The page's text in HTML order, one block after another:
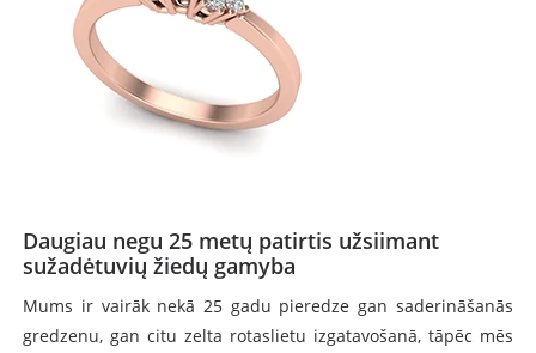
Daugiau negu 25 metų patirtis užsiimant
sužadėtuvių žiedų gamyba
Mums ir vairāk nekā 25 gadu pieredze gan saderināšanās
gredzenu, gan citu zelta rotaslietu izgatavošanā, tāpēc mēs